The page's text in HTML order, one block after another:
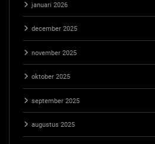
januari 2026
december 2025
november 2025
oktober 2025
september 2025
augustus 2025